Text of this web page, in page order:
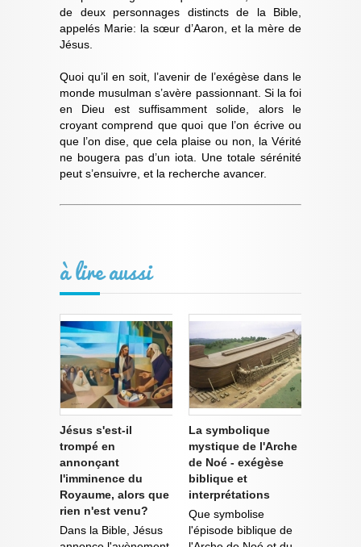
de deux personnages distincts de la Bible,
appelés Marie: la sœur d’Aaron, et la mère de
Jésus.
Quoi qu’il en soit, l’avenir de l’exégèse dans le
monde musulman s’avère passionnant. Si la foi
en Dieu est suffisamment solide, alors le
croyant comprend que quoi que l’on écrive ou
que l’on dise, que cela plaise ou non, la Vérité
ne bougera pas d’un iota. Une totale sérénité
peut s’ensuivre, et la recherche avancer.
à lire aussi
Jésus s'est-il
trompé en
annonçant
l'imminence du
Royaume, alors que
rien n'est venu?
Dans la Bible, Jésus
La symbolique
mystique de l'Arche
de Noé - exégèse
biblique et
interprétations
Que symbolise
l'épisode biblique de